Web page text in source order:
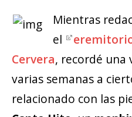
Mientras
el
Cervera, recordé una
varias semanas a
relacionado con las